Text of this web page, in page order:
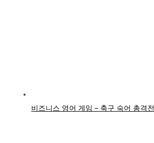
비즈니스 영어 게임 – 축구 숙어 총격전